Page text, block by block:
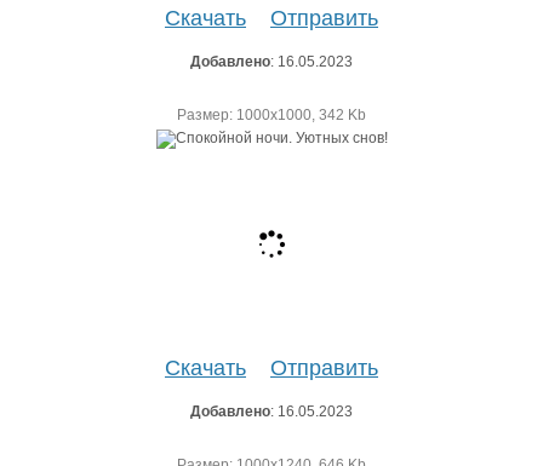
Скачать Отправить
Добавлено: 16.05.2023
Размер: 1000х1000, 342 Kb
Скачать Отправить
Добавлено: 16.05.2023